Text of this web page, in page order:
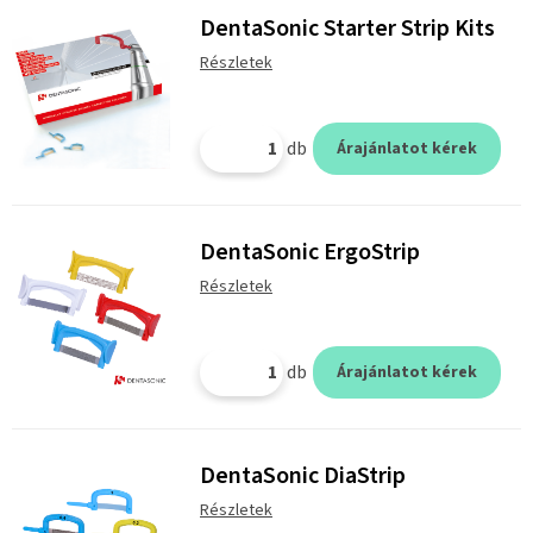
DentaSonic Starter Strip Kits
Részletek
db Árajánlatot kérek
DentaSonic ErgoStrip
Részletek
db Árajánlatot kérek
DentaSonic DiaStrip
Részletek